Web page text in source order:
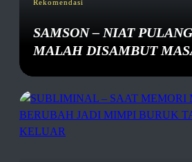
Rekomendasi
SAMSON – NIAT
MALAH DISAMBUT